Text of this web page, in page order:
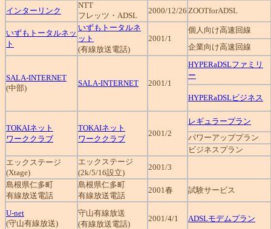
インターリンク
NTT
フレッツ・ADSL
2000/12/26 ZOOTforADSL
いずもトータルネッ
ト
いずもトータルネ
ット
(有線放送電話)
2001/1
個人向け高速回線
企業向け高速回線
SALA-INTERNET
(中部)
SALA-INTERNET 2001/1
HYPERaDSLファミリ
ー
HYPERaDSLビジネス
TOKAIネット
ワーククラブ
TOKAIネット
ワーククラブ
2001/2
レギュラープラン
パワーアッププラン
ビジネスプラン
エックステージ
(Xtage)
エックステージ
(2k/5/16設立)
2001/3
島根県仁多町
有線放送電話
島根県仁多町
有線放送電話
2001春 試験サービス
U-net
(守山有線放送)
守山有線放送
(有線放送電話)
2001/4/1 ADSLモデムプラン